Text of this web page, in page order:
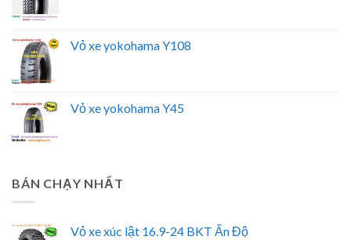
Vỏ xe yokohama Y108
Vỏ xe yokohama Y45
BÁN CHẠY NHẤT
Vỏ xe xúc lật 16.9-24 BKT Ấn Độ